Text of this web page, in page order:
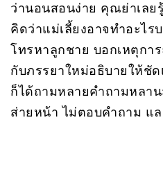
ว่านอนสอนง่าย คุณย่าเลย
คิดว่าแม่เลี้ยงอาจทำอะไร
โทรหาลูกชาย บอกเหตุกา
กับภรรยาใหม่อธิบายให้ชั
ก็ได้ถามหลายคำถามหลา
ส่ายหน้า ไม่ตอบคำถาม แ